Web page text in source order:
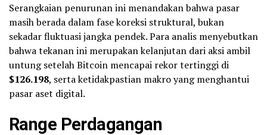
Serangkaian penurunan ini menandakan bahwa pasar
masih berada dalam fase koreksi struktural, bukan
sekadar fluktuasi jangka pendek. Para analis menyebutkan
bahwa tekanan ini merupakan kelanjutan dari aksi ambil
untung setelah Bitcoin mencapai rekor tertinggi di
$126.198, serta ketidakpastian makro yang menghantui
pasar aset digital.
Range Perdagangan